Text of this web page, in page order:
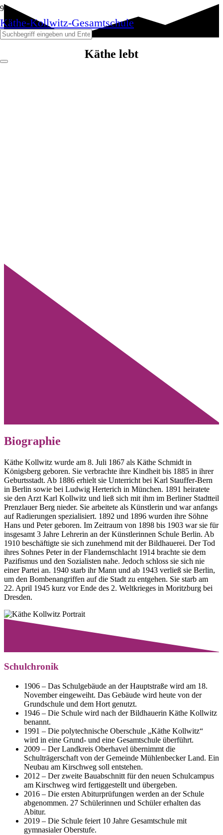
Käthe-Kollwitz-Gesamtschule
Käthe lebt
Biographie
Käthe Kollwitz wurde am 8. Juli 1867 als Käthe Schmidt in
Königsberg geboren. Sie verbrachte ihre Kindheit bis 1885 in ihrer
Geburtsstadt. Ab 1886 erhielt sie Unterricht bei Karl Stauffer-Bern
in Berlin sowie bei Ludwig Herterich in München. 1891 heiratete
sie den Arzt Karl Kollwitz und ließ sich mit ihm im Berliner Stadtteil
Prenzlauer Berg nieder. Sie arbeitete als Künstlerin und war anfangs
auf Radierungen spezialisiert. 1892 und 1896 wurden ihre Söhne
Hans und Peter geboren. Im Zeitraum von 1898 bis 1903 war sie für
insgesamt 3 Jahre Lehrerin an der Künstlerinnen Schule Berlin. Ab
1910 beschäftigte sie sich zunehmend mit der Bildhauerei. Der Tod
ihres Sohnes Peter in der Flandernschlacht 1914 brachte sie dem
Pazifismus und den Sozialisten nahe. Jedoch schloss sie sich nie
einer Partei an. 1940 starb ihr Mann und ab 1943 verließ sie Berlin,
um den Bombenangriffen auf die Stadt zu entgehen. Sie starb am
22. April 1945 kurz vor Ende des 2. Weltkrieges in Moritzburg bei
Dresden.
Schulchronik
1906 – Das Schulgebäude an der Hauptstraße wird am 18.
November eingeweiht. Das Gebäude wird heute von der
Grundschule und dem Hort genutzt.
1946 – Die Schule wird nach der Bildhauerin Käthe Kollwitz
benannt.
1991 – Die polytechnische Oberschule „Käthe Kollwitz“
wird in eine Grund- und eine Gesamtschule überführt.
2009 – Der Landkreis Oberhavel übernimmt die
Schulträgerschaft von der Gemeinde Mühlenbecker Land. Ein
Neubau am Kirschweg soll entstehen.
2012 – Der zweite Bauabschnitt für den neuen Schulcampus
am Kirschweg wird fertiggestellt und übergeben.
2016 – Die ersten Abiturprüfungen werden an der Schule
abgenommen. 27 Schülerinnen und Schüler erhalten das
Abitur.
2019 – Die Schule feiert 10 Jahre Gesamtschule mit
gymnasialer Oberstufe.